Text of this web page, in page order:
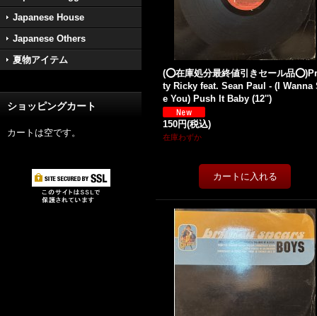
Japanese House
Japanese Others
夏物アイテム
ショッピングカート
カートは空です。
(⭕️在庫処分最終値引きセール品
ty Ricky feat. Sean Paul - (I Wanna
e You) Push It Baby (12'')
150円(税込)
在庫わずか